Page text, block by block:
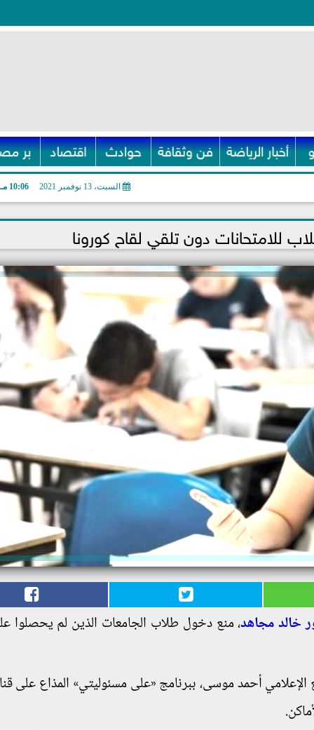
أخبار الرياضة فن وثقافة حوادث اقتصاد بر
السبت، 13 نوفمبر 2021 10:06 مـ
للامتحانات دون تلقي لقاح كورونا
خالد مجاهد، منع دخول طلاب الجامعات الذين لم يحصلوا
أحمد موسى، ببرنامج «على مسئوليتي» المذاع على